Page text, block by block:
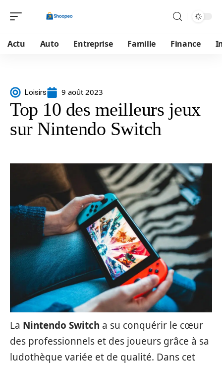
Actu Auto Entreprise Famille Finance
Loisirs 9 août 2023
Top 10 des meilleurs jeux
sur Nintendo Switch
La Nintendo Switch a su conquérir le cœur
des professionnels et des joueurs grâce à sa
ludothèque variée et de qualité. Dans cet